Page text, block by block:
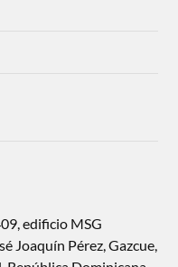
edificio MSG
Joaquín Pérez, Gazcue,